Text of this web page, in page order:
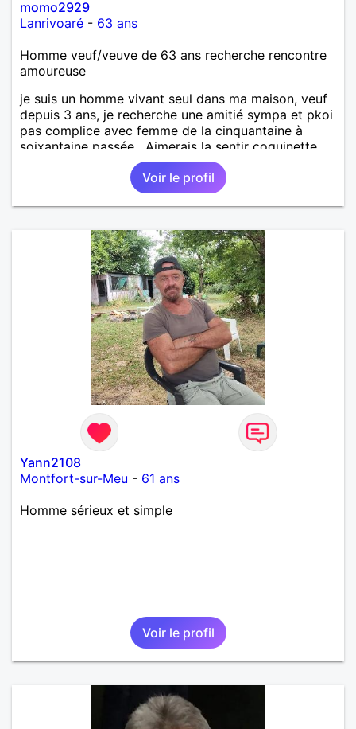
momo2929
Lanrivoaré - 63 ans
Homme veuf/veuve de 63 ans recherche rencontre
amoureuse
je suis un homme vivant seul dans ma maison, veuf
depuis 3 ans, je recherche une amitié sympa et pkoi
pas complice avec femme de la cinquantaine à
soixantaine passée . Aimerais la sentir coquinette,
pour se faire des bisous et qui sait se découvrir
Voir le profil
Yann2108
Montfort-sur-Meu - 61 ans
Homme sérieux et simple
Voir le profil